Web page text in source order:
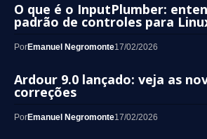
O que é o InputPlumber:
padrão de controles para
PorEmanuel Negromonte17/02/2026
Ardour 9.0 lançado: veja as
correções
PorEmanuel Negromonte17/02/2026